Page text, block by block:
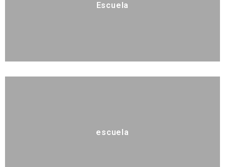
Escuela
escuela